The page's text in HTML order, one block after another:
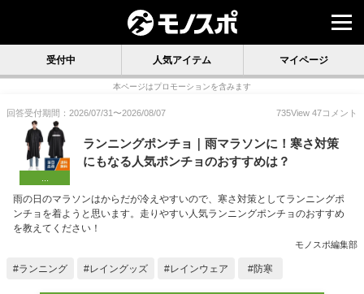
受付中 人気アイテム マイページ
本ページはプロモーションを含みます
回答受付期間： 2026/07/31 〜2026/08/07 735View 47コメント
ランニングポンチョ｜雨マラソンに！寒さ対策
にもなる人気ポンチョのおすすめは？
雨の日のマラソンはからだが冷えやすいので、寒さ対策としてランニングポ
ンチョを着ようと思います。走りやすい人気ランニングポンチョのおすすめ
を教えてください！
モノスポ編集部
ランニング レイングッズ レインウェア 防寒